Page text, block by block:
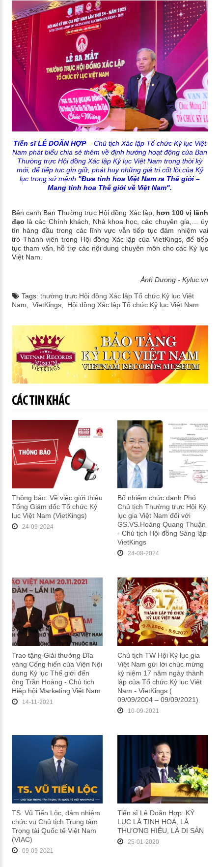
Tiến sĩ LÊ DOÃN HỢP– Chủ tịchXác lập Tổ chức Kỷ lục Việt
Nam phát biểu chia sẻ thêm về định hướng hoạt động của Ban
Thường trực Hội đồng Xác lập Kỷ lục Việt Nam trong thời kỳ
mới, để tiếp tục gìn giữ, phát huy những giá trị cốt lõi của Kỷ
lục trong sứ mệnh "Đưa tinh hoa Việt Nam ra Thế giới –
Mang tinh hoa Thế giới về Việt Nam".
Bên cạnh Ban Thường trực Hội đồng Xác lập, hơn 100 vị lãnh
đạo là các Chính khách, Nhà khoa học, các chuyên gia,… úy
tín hàng đầu trong các lĩnh vực vẫn tiếp tục đảm nhiệm vai
trò Thành viên trong Hội đồng Xác lập của VietKings, để tiếp
tục tham vấn, hỗ trợ các nội dung chuyên môn cho các Kỷ lục
Việt Nam.
Ánh Dương - Kyluc.vn
Tags: thường trực Hội đồng Xác lập Tổ chức Kỷ lục Việt
Nam, VietKings, Hội đồng Xác lập Tổ chức Kỷ lục Việt Nam
CÁC TIN KHÁC
Thông báo: Về việc giới thiệu
Tổng Giám đốc Tổ chức Kỷ
lục Việt Nam (VietKings)
24-09-2024
Bổ nhiệm chức danh Phó
Chủ tịch Thường trực Hội Kỷ
lục gia Việt Nam đối với
GS.VS.Hoàng Quang Thuận
- Chủ tịch Hội đồng Sáng lập
VietKings
24-08-2024
Trao tặng Giải thưởng Đĩa
vàng Cống hiến của Viện Nội
dung Kỷ lục Thế giới đến
ông Trần Hoàng - Chủ tịch
Hiệp hội Marketing Việt Nam
14-11-2021
Chủ tịch TW Hội Kỷ lục gia
Việt Nam gửi lời chúc mừng
kỷ niệm 17 năm ngày thành
lập của Tổ chức Kỷ lục Việt
Nam - VietKings (
09/09/2004 – 09/09/2021)
10-09-2021
TS. Vũ Tiến Lộc, đảm nhiệm
chức vụ Chủ tịch Trung tâm
Trọng tài Quốc tế Việt Nam
(VIAC)
09-09-2021
Tiến sĩ Lê Doãn Hợp: KỶ
LỤC LÀ TINH HOA, LÀ
THƯƠNG HIỆU, LÀ DI SẢN
25-01-2020